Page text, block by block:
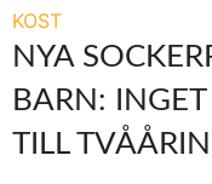
KOST
NYA
BARN: INGET
TILL